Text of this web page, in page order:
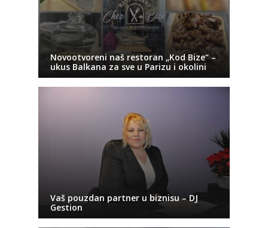
Novootvoreni naš restoran „Kod Bize“ –
ukus Balkana za sve u Parizu i okolini
Vaš pouzdan partner u biznisu – DJ
Gestion